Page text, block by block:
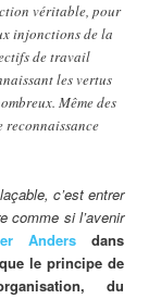
véritable, pour
injonctions de la
de travail
les vertus
Même des
reconnaissance
c’est entrer
comme si l’avenir
Anders dans
le principe de
du